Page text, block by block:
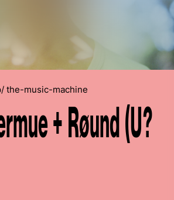
/ the-music-machine
+ Røund (U?